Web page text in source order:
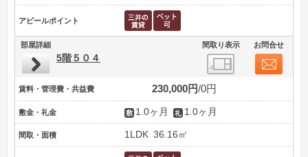
アピールポイント
部屋詳細 間取り表示 お問合せ
5階５０４
賃料・管理費・共益費 230,000円 0円
敷金・礼金 1.0ヶ月 1.0ヶ月
間取・面積 1LDK 36.16㎡